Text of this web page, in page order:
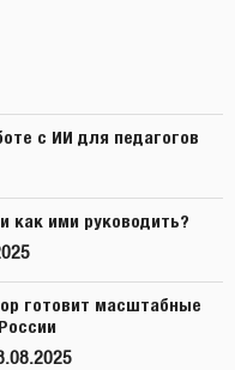
с ИИ для педагогов
как ими руководить?
готовит масштабные